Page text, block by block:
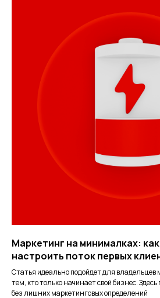
Маркетинг на минималках:
настроить поток первых
Статья идеально подойдет для владельцев
тем, кто только начинает свой бизнес. Здесь
без лишних маркетинговых определений